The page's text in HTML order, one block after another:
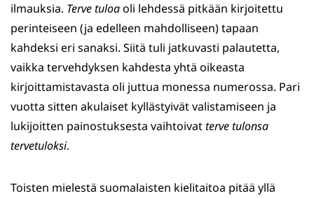
ilmauksia. Terve tuloaoli lehdessä pitkään kirjoitettu
perinteiseen (ja edelleen mahdolliseen) tapaan
kahdeksi eri sanaksi. Siitä tuli jatkuvasti palautetta,
vaikka tervehdyksen kahdesta yhtä oikeasta
kirjoittamistavasta oli juttua monessa numerossa. Pari
vuotta sitten akulaiset kyllästyivät valistamiseen ja
lukijoitten painostuksesta vaihtoivatterve tulonsa
tervetuloksi.
Toisten mielestä suomalaisten kielitaitoa pitää yllä